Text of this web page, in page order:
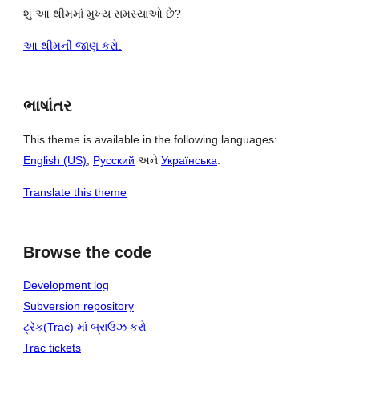
શું આ થીમમાં મુખ્ય સમસ્યાઓ છે?
આ થીમની જાણ કરો.
ભાષાંતર
This theme is available in the following languages:
English (US)
Русский અને Українська
Translate this theme
Browse the code
Development log
Subversion repository
ટ્રૅક(Trac) માં બ્રાઉઝ કરો
Trac tickets